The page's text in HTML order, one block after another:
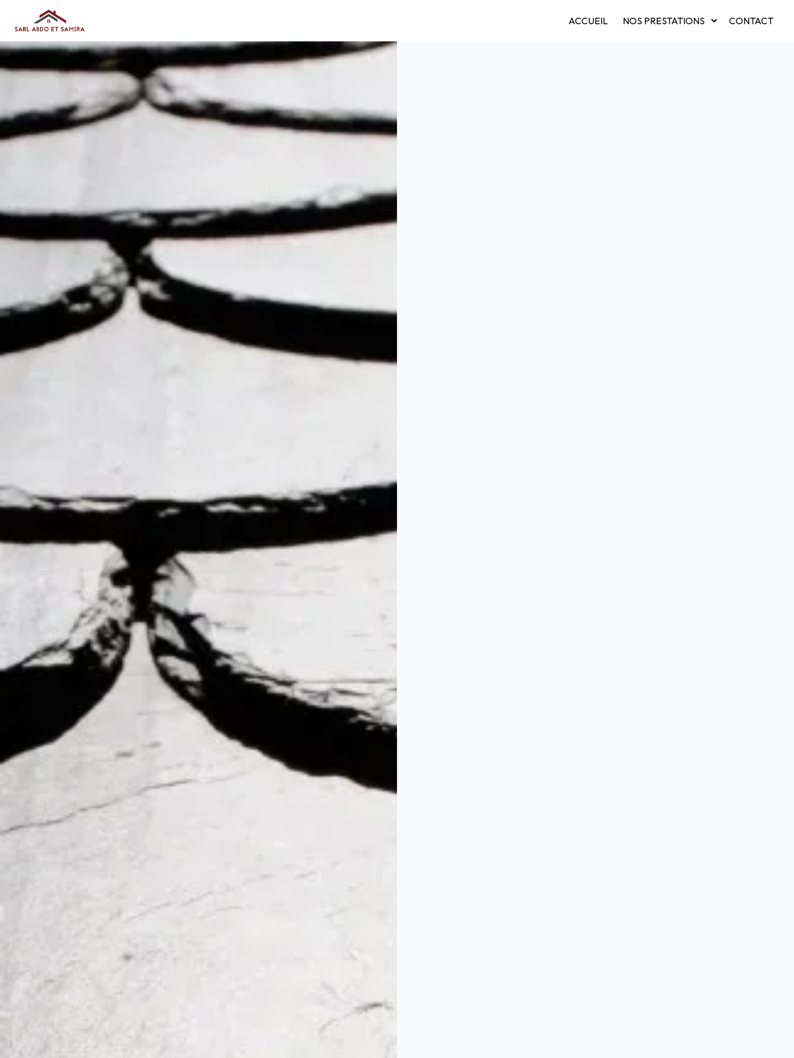
ACCUEIL NOS PRESTATIONS CONTACT